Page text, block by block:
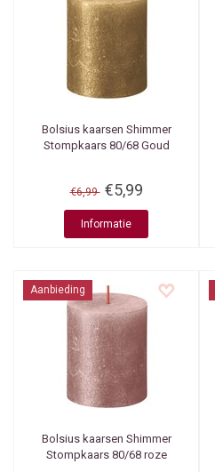
Bolsius kaarsen Shimmer
Stompkaars 80/68 Goud
€6,99 €5,99
Informatie
Aanbieding
Bolsius kaarsen Shimmer
Stompkaars 80/68 roze